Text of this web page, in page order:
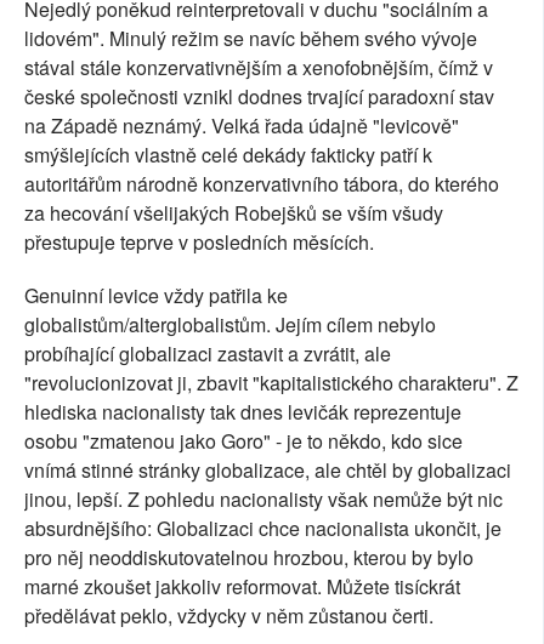
Nejedlý poněkud reinterpretovali v duchu "sociálním a
lidovém". Minulý režim se navíc během svého vývoje
stával stále konzervativnějším a xenofobnějším, čímž v
české společnosti vznikl dodnes trvající paradoxní stav
na Západě neznámý. Velká řada údajně "levicově"
smýšlejících vlastně celé dekády fakticky patří k
autoritářům národně konzervativního tábora, do kterého
za hecování všelijakých Robejšků se vším všudy
přestupuje teprve v posledních měsících.
Genuinní levice vždy patřila ke
globalistům/alterglobalistům. Jejím cílem nebylo
probíhající globalizaci zastavit a zvrátit, ale
"revolucionizovat ji, zbavit "kapitalistického charakteru". Z
hlediska nacionalisty tak dnes levičák reprezentuje
osobu "zmatenou jako Goro" - je to někdo, kdo sice
vnímá stinné stránky globalizace, ale chtěl by globalizaci
jinou, lepší. Z pohledu nacionalisty však nemůže být nic
absurdnějšího: Globalizaci chce nacionalista ukončit, je
pro něj neoddiskutovatelnou hrozbou, kterou by bylo
marné zkoušet jakkoliv reformovat. Můžete tisíckrát
předělávat peklo, vždycky v něm zůstanou čerti.